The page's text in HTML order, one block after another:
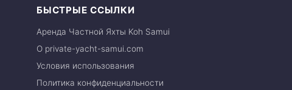
БЫСТРЫЕ ССЫЛКИ
Аренда Частной Яхты Koh Samui
О private-yacht-samui.com
Условия использования
Политика конфиденциальности